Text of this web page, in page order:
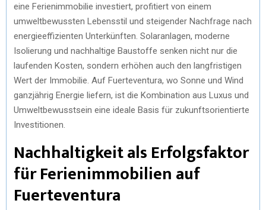
eine Ferienimmobilie investiert, profitiert von einem
umweltbewussten Lebensstil und steigender Nachfrage nach
energieeffizienten Unterkünften. Solaranlagen, moderne
Isolierung und nachhaltige Baustoffe senken nicht nur die
laufenden Kosten, sondern erhöhen auch den langfristigen
Wert der Immobilie. Auf Fuerteventura, wo Sonne und Wind
ganzjährig Energie liefern, ist die Kombination aus Luxus und
Umweltbewusstsein eine ideale Basis für zukunftsorientierte
Investitionen.
Nachhaltigkeit als Erfolgsfaktor
für Ferienimmobilien auf
Fuerteventura